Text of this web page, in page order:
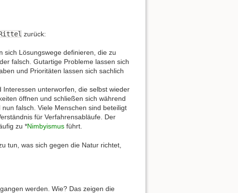
zurück:
sich Lösungswege definieren, die zu
falsch. Gutartige Probleme lassen sich
und Prioritäten lassen sich sachlich
unterworfen, die selbst wieder
öffnen und schließen sich während
falsch. Viele Menschen sind beteiligt
für Verfahrensabläufe. Der
zu *Nimbyismus führt.
tun, was sich gegen die Natur richtet,
werden. Wie? Das zeigen die